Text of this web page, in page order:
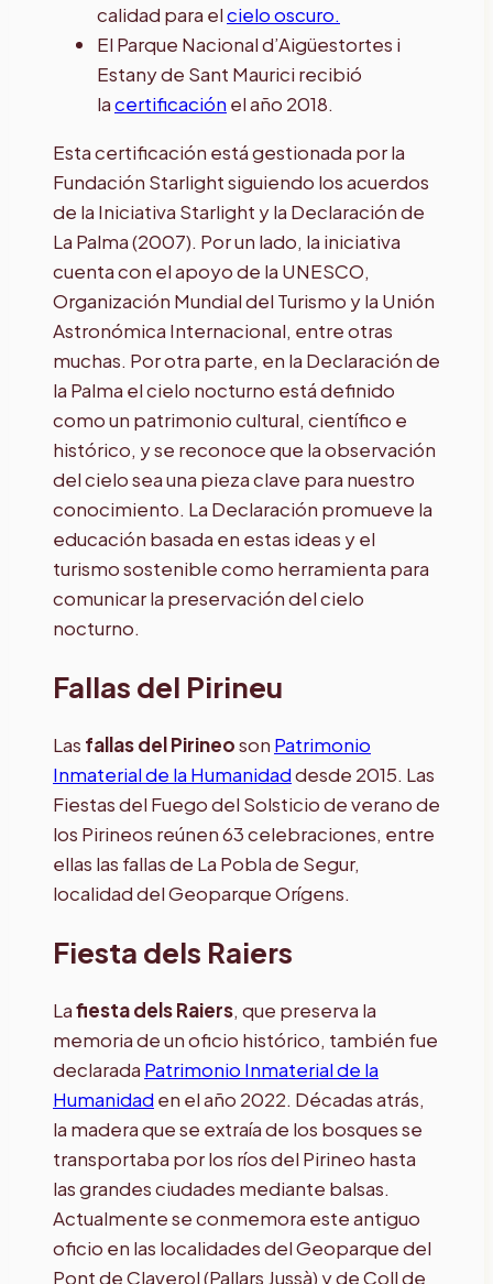
calidad para elcielo oscuro.
El Parque Nacional d’Aigüestortes i
Estany de Sant Maurici recibió
lacertificación el año 2018.
Esta certificación está gestionada por la
Fundación Starlight siguiendo los acuerdos
de la Iniciativa Starlight y la Declaración de
La Palma (2007). Por un lado, la iniciativa
cuenta con el apoyo de la UNESCO,
Organización Mundial del Turismo y la Unión
Astronómica Internacional, entre otras
muchas. Por otra parte, en la Declaración de
la Palma el cielo nocturno está definido
como un patrimonio cultural, científico e
histórico, y se reconoce que la observación
del cielo sea una pieza clave para nuestro
conocimiento. La Declaración promueve la
educación basada en estas ideas y el
turismo sostenible como herramienta para
comunicar la preservación del cielo
nocturno.
Fallas del Pirineu
Las fallas del Pirineoson Patrimonio
Inmaterial de la Humanidaddesde 2015. Las
Fiestas del Fuego del Solsticio de verano de
los Pirineos reúnen 63 celebraciones, entre
ellas las fallas de La Pobla de Segur,
localidad del Geoparque Orígens.
Fiesta dels Raiers
Lafiesta dels Raiers, que preserva la
memoria de un oficio histórico, también fue
declarada Patrimonio Inmaterial de la
Humanidad en el año 2022. Décadas atrás,
la madera que se extraía de los bosques se
transportaba por los ríos del Pirineo hasta
las grandes ciudades mediante balsas.
Actualmente se conmemora este antiguo
oficio en las localidades del Geoparque del
Pont de Claverol (Pallars Jussà) y de Coll de